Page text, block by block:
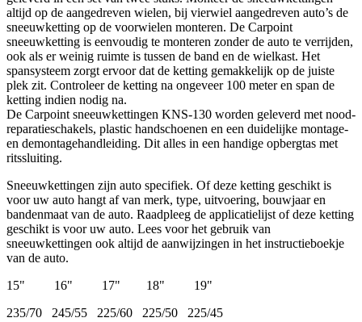
altijd op de aangedreven wielen, bij vierwiel aangedreven auto’s de
sneeuwketting op de voorwielen monteren. De Carpoint
sneeuwketting is eenvoudig te monteren zonder de auto te verrijden,
ook als er weinig ruimte is tussen de band en de wielkast. Het
spansysteem zorgt ervoor dat de ketting gemakkelijk op de juiste
plek zit. Controleer de ketting na ongeveer 100 meter en span de
ketting indien nodig na.
De Carpoint sneeuwkettingen KNS-130 worden geleverd met nood-
reparatieschakels, plastic handschoenen en een duidelijke montage-
en demontagehandleiding. Dit alles in een handige opbergtas met
ritssluiting.
Sneeuwkettingen zijn auto specifiek. Of deze ketting geschikt is
voor uw auto hangt af van merk, type, uitvoering, bouwjaar en
bandenmaat van de auto. Raadpleeg de applicatielijst of deze ketting
geschikt is voor uw auto. Lees voor het gebruik van
sneeuwkettingen ook altijd de aanwijzingen in het instructieboekje
van de auto.
15" 16" 17" 18" 19"
235/70 245/55 225/60 225/50 225/45